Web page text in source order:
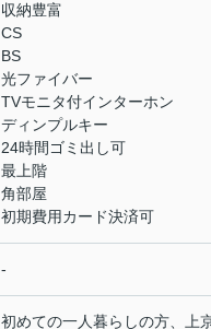
収納豊富
CS
BS
光ファイバー
TVモニタ付インターホン
ディンプルキー
24時間ゴミ出し可
最上階
角部屋
初期費用カード決済可
-
初めての一人暮らしの方、上